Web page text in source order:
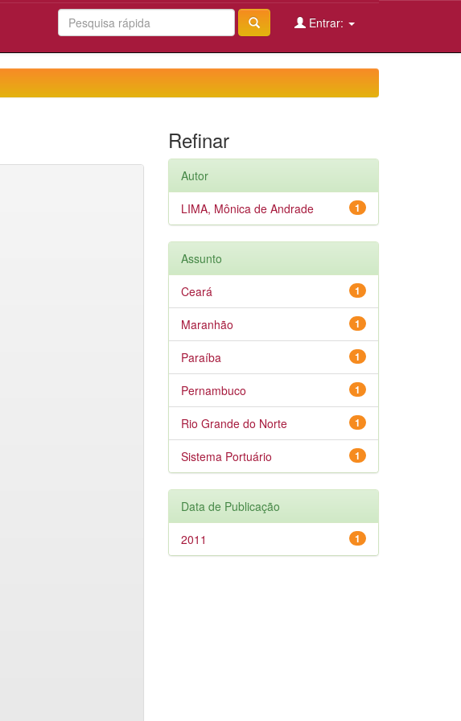
Entrar:
Refinar
Autor
1
LIMA, Mônica de Andrade
Assunto
1
Ceará
1
Maranhão
1
Paraíba
1
Pernambuco
1
Rio Grande do Norte
1
Sistema Portuário
Data de Publicação
1
2011